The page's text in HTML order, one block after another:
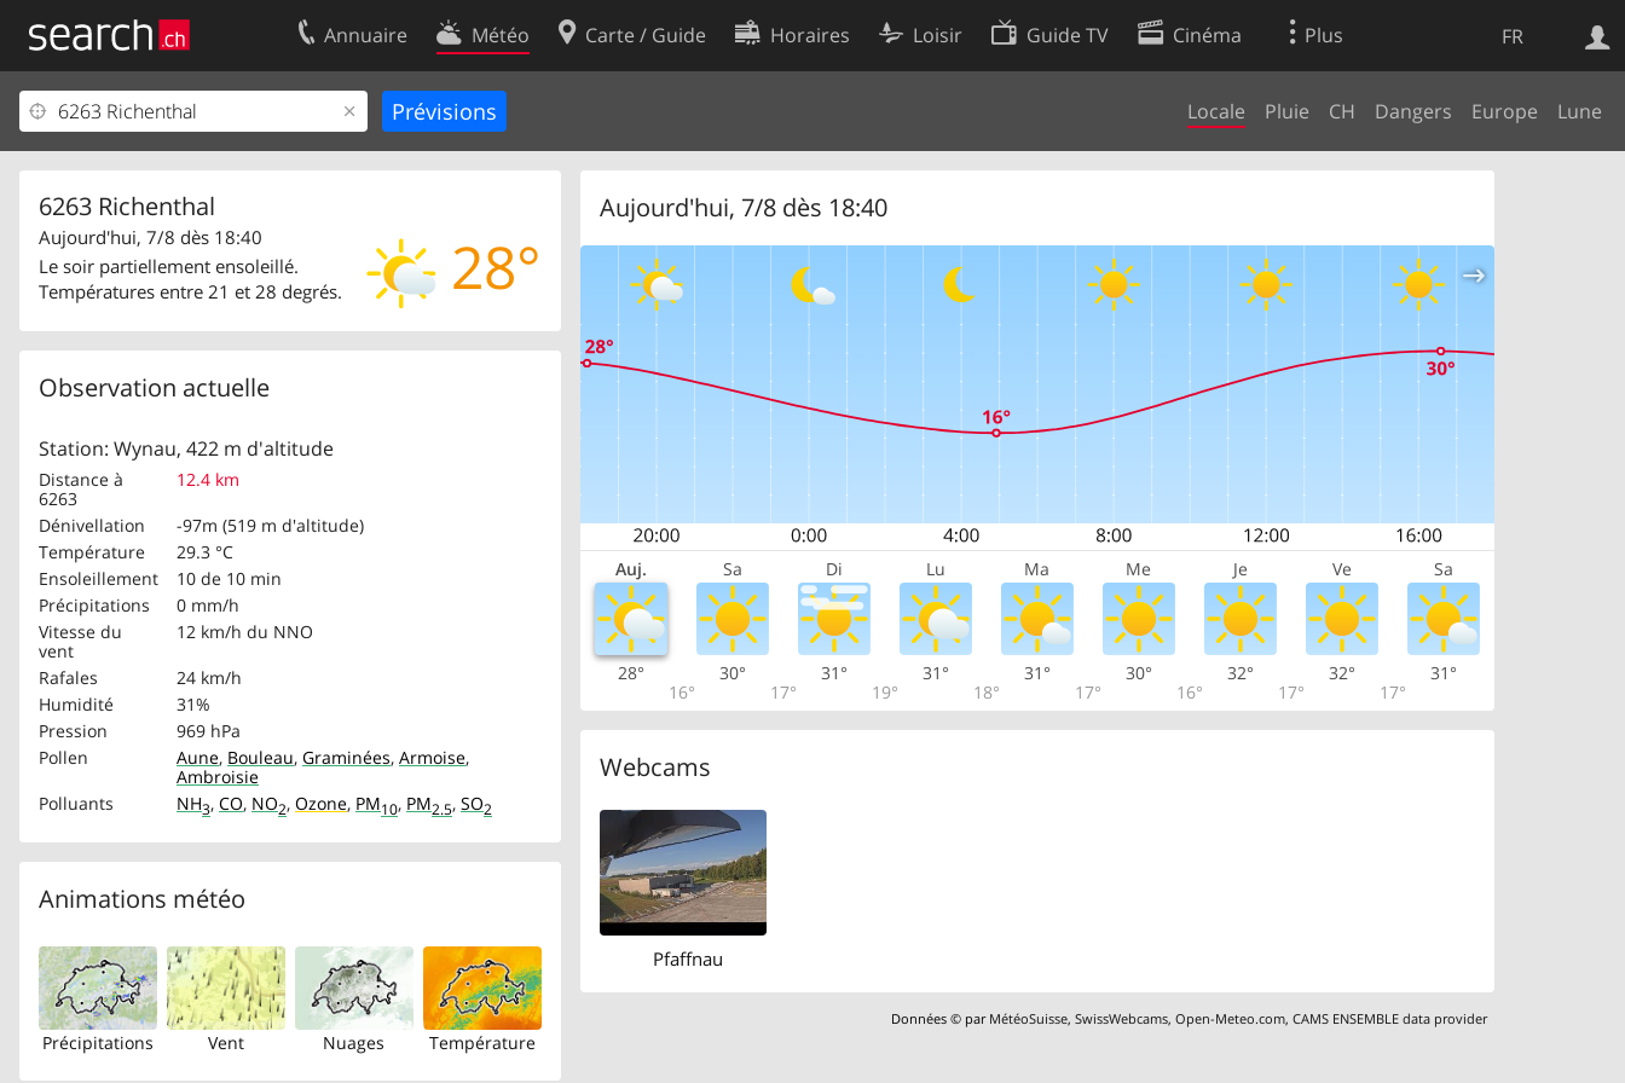
FR
Annuaire Météo Carte / Guide Horaires Loisir Guide TV Cinéma Plus
Locale Pluie CH Dangers Europe Lune
6263 Richenthal
28°
Aujourd'hui, 7/8 dès 18:40
Le soir partiellement ensoleillé.
Températures entre 21 et 28 degrés.
Observation actuelle
Station: Wynau, 422 m d'altitude
Distance à
6263
12.4 km
Dénivellation
-97m (519 m d'altitude)
Température
29.3 °C
Ensoleillement
10 de 10 min
Précipitations
0 mm/h
Vitesse du
vent
12 km/h du NNO
Rafales
24 km/h
Humidité
31%
Pression
969 hPa
Pollen
Aune, Bouleau, Graminées, Armoise,
Ambroisie
Polluants
NH3, CO, NO2, Ozone, PM10, PM2.5, SO2
Animations météo
Précipitations Vent Nuages Température
Aujourd'hui, 7/8 dès 18:40
Auj. Sa Di Lu Ma Me Je Ve Sa
28°
16°
30°
17°
31°
19°
31°
18°
31°
17°
30°
16°
32°
17°
32°
17°
31°
Webcams
Pfaffnau
Données © par MétéoSuisse,SwissWebcams,Open-Meteo.com,CAMS ENSEMBLE data provider
Web
Votre inscription
Centre clients
Mentions Légales
Contact
Conditions d’utilisation
Préférences de cookies